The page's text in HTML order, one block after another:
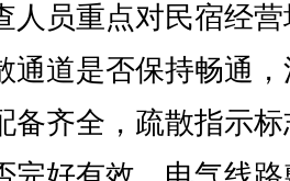
员重点对民宿经营
通道是否保持畅通
备齐全，疏散指示